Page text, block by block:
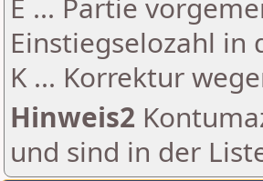
E ... Partie
Einstiegselozahl in
K ... Korrektur
Hinweis2
und sind in der